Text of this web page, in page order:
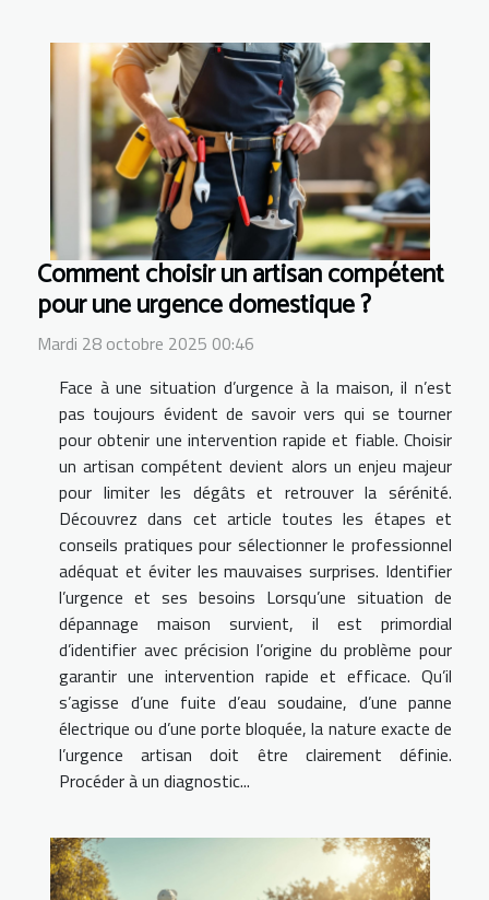
Comment choisir un artisan compétent
pour une urgence domestique ?
Mardi 28 octobre 2025 00:46
Face à une situation d’urgence à la maison, il n’est
pas toujours évident de savoir vers qui se tourner
pour obtenir une intervention rapide et fiable. Choisir
un artisan compétent devient alors un enjeu majeur
pour limiter les dégâts et retrouver la sérénité.
Découvrez dans cet article toutes les étapes et
conseils pratiques pour sélectionner le professionnel
adéquat et éviter les mauvaises surprises. Identifier
l’urgence et ses besoins Lorsqu’une situation de
dépannage maison survient, il est primordial
d’identifier avec précision l’origine du problème pour
garantir une intervention rapide et efficace. Qu’il
s’agisse d’une fuite d’eau soudaine, d’une panne
électrique ou d’une porte bloquée, la nature exacte de
l’urgence artisan doit être clairement définie.
Procéder à un diagnostic...